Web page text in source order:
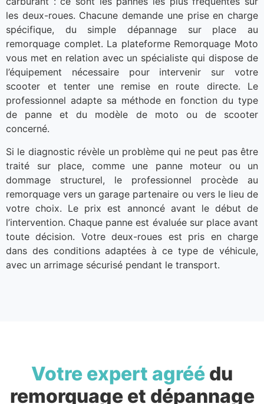
les deux-roues. Chacune demande une prise en charge
spécifique, du simple dépannage sur place au
remorquage complet. La plateforme Remorquage Moto
vous met en relation avec un spécialiste qui dispose de
l’équipement nécessaire pour intervenir sur votre
scooter et tenter une remise en route directe. Le
professionnel adapte sa méthode en fonction du type
de panne et du modèle de moto ou de scooter
concerné.
Si le diagnostic révèle un problème qui ne peut pas être
traité sur place, comme une panne moteur ou un
dommage structurel, le professionnel procède au
remorquage vers un garage partenaire ou vers le lieu de
votre choix. Le prix est annoncé avant le début de
l’intervention. Chaque panne est évaluée sur place avant
toute décision. Votre deux-roues est pris en charge
dans des conditions adaptées à ce type de véhicule,
avec un arrimage sécurisé pendant le transport.
Votre expert agréé du
remorquage et dépannage